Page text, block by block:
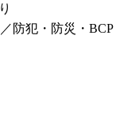
防犯・防災・BCP